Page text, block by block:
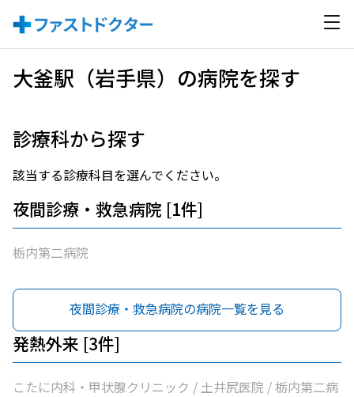
大釜駅（岩手県）の病院を探す
診療科から探す
該当する診療科目を選んでください。
夜間診療・救急病院 [1件]
栃内第二病院
夜間診療・救急病院の病院一覧を見る
発熱外来 [3件]
こたに内科・甲状腺クリニック / 土井尻医院 / 栃内第二病